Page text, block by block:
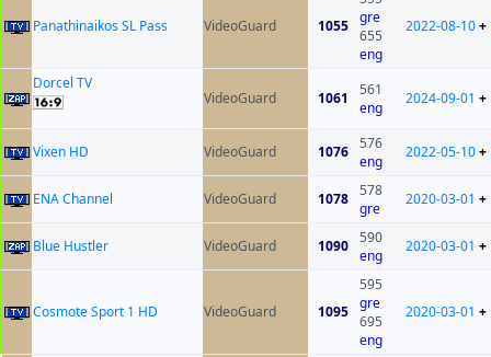
Panathinaikos SL Pass VideoGuard 1055 gre
655
eng
2022-08-10+
Dorcel TV
VideoGuard
1061
561
eng
2024-09-01 +
Vixen HD VideoGuard 1076 576
eng
2022-05-10+
ENA Channel VideoGuard 1078 578
gre
2020-03-01 +
Blue Hustler VideoGuard 1090 590
eng
2020-03-01 +
Cosmote Sport 1 HD VideoGuard 1095
595
gre
695
eng
2020-03-01 +